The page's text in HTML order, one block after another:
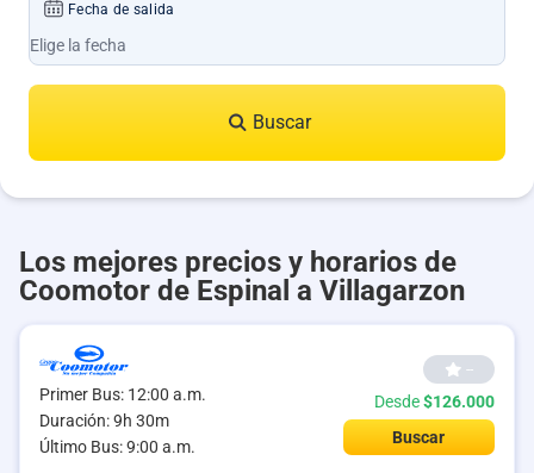
Fecha de salida
Buscar
Los mejores precios y horarios de
Coomotor de Espinal a Villagarzon
Primer Bus: 12:00 a.m.
Duración: 9h 30m
Último Bus: 9:00 a.m.
--
Desde$126.000
Buscar